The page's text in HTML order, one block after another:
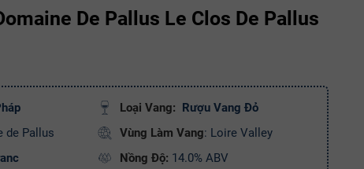
De Pallus Le Clos De Pallus
Loại Vang: Rượu Vang Đỏ
de Pallus Vùng Làm Vang: Loire Valley
Nồng Độ: 14.0% ABV